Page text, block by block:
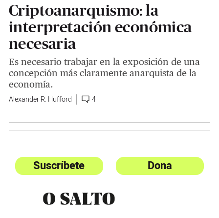
Criptoanarquismo: la
interpretación económica
necesaria
Es necesario trabajar en la exposición de una
concepción más claramente anarquista de la
economía.
Alexander R. Hufford 4
Suscríbete Dona